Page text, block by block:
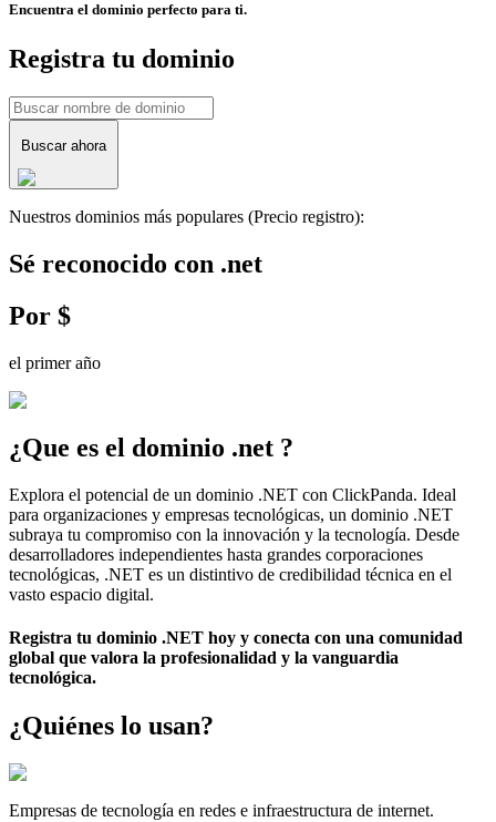
Encuentra el dominio perfecto para ti.
Registra tu dominio
Buscar ahora
Nuestros dominios más populares (Precio registro):
Sé reconocido con .net
Por $
el primer año
¿Que es el dominio .net ?
Explora el potencial de un dominio .NET con ClickPanda. Ideal
para organizaciones y empresas tecnológicas, un dominio .NET
subraya tu compromiso con la innovación y la tecnología. Desde
desarrolladores independientes hasta grandes corporaciones
tecnológicas, .NET es un distintivo de credibilidad técnica en el
vasto espacio digital.
Registra tu dominio .NET hoy y conecta con una comunidad
global que valora la profesionalidad y la vanguardia
tecnológica.
¿Quiénes lo usan?
Empresas de tecnología en redes e infraestructura de internet.